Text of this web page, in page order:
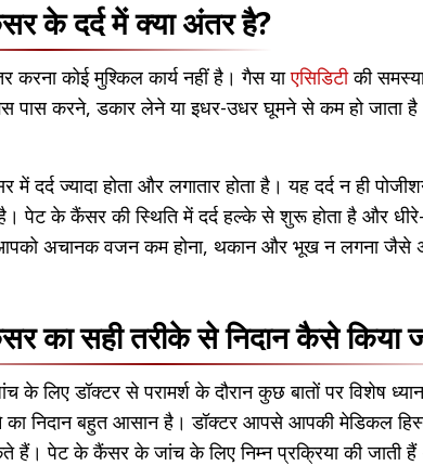
के दर्द में क्या अंतर है?
कोई मुश्किल कार्य नहीं है। गैस याएसिडिटीकी
करने, डकार लेने या इधर-उधर घूमने से कम हो जाता है।
दर्द ज्यादा होता और लगातार होता है। यह दर्द न ही
पेट के कैंसर की स्थिति में दर्द हल्के से शुरू होता है और धीरे-
अचानक वजन कम होना, थकान और भूख न लगना जैसे
का सही तरीके से निदान कैसे किया
डॉक्टर से परामर्श के दौरान कुछ बातों पर विशेष ध्यान
का निदान बहुत आसान है। डॉक्टर आपसे आपकी मेडिकल
पेट के कैंसर के जांच के लिए निम्न प्रक्रिया की जाती हैं